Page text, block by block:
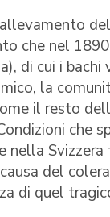
che nel
di cui i
la
il resto
che
nella
del
di quel